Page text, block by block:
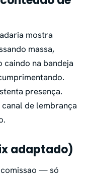
mostra
massa,
caindo na bandeja
presença.
de lembrança
adaptado)
comissao — só